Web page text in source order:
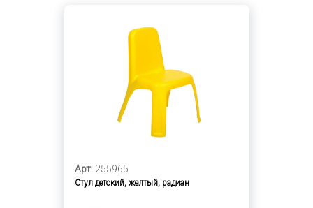
Арт. 255965
Стул детский, желтый, радиан